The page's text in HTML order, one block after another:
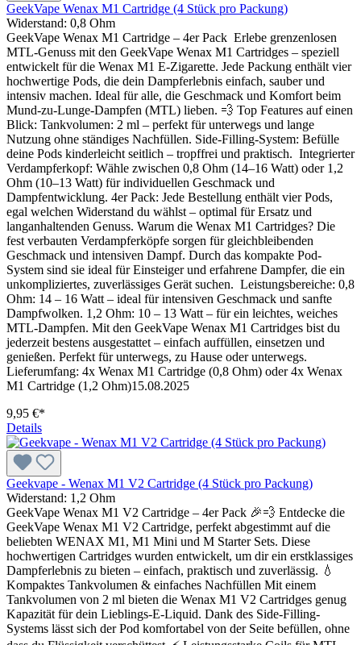
GeekVape Wenax M1 Cartridge (4 Stück pro Packung)
Widerstand: 0,8 Ohm
GeekVape Wenax M1 Cartridge – 4er Pack Erlebe grenzenlosen
MTL-Genuss mit den GeekVape Wenax M1 Cartridges – speziell
entwickelt für die Wenax M1 E-Zigarette. Jede Packung enthält vier
hochwertige Pods, die dein Dampferlebnis einfach, sauber und
intensiv machen. Ideal für alle, die Geschmack und Komfort beim
Mund-zu-Lunge-Dampfen (MTL) lieben. 💨 Top Features auf einen
Blick: Tankvolumen: 2 ml – perfekt für unterwegs und lange
Nutzung ohne ständiges Nachfüllen. Side-Filling-System: Befülle
deine Pods kinderleicht seitlich – tropffrei und praktisch. Integrierter
Verdampferkopf: Wähle zwischen 0,8 Ohm (14–16 Watt) oder 1,2
Ohm (10–13 Watt) für individuellen Geschmack und
Dampfentwicklung. 4er Pack: Jede Bestellung enthält vier Pods,
egal welchen Widerstand du wählst – optimal für Ersatz und
langanhaltenden Genuss. Warum die Wenax M1 Cartridges? Die
fest verbauten Verdampferköpfe sorgen für gleichbleibenden
Geschmack und intensiven Dampf. Durch das kompakte Pod-
System sind sie ideal für Einsteiger und erfahrene Dampfer, die ein
unkompliziertes, zuverlässiges Gerät suchen. Leistungsbereiche: 0,8
Ohm: 14 – 16 Watt – ideal für intensiven Geschmack und sanfte
Dampfwolken. 1,2 Ohm: 10 – 13 Watt – für ein leichtes, weiches
MTL-Dampfen. Mit den GeekVape Wenax M1 Cartridges bist du
jederzeit bestens ausgestattet – einfach auffüllen, einsetzen und
genießen. Perfekt für unterwegs, zu Hause oder unterwegs.
Lieferumfang: 4x Wenax M1 Cartridge (0,8 Ohm) oder 4x Wenax
M1 Cartridge (1,2 Ohm)15.08.2025
9,95 €*
Details
Geekvape - Wenax M1 V2 Cartridge (4 Stück pro Packung)
Widerstand: 1,2 Ohm
GeekVape Wenax M1 V2 Cartridge – 4er Pack 🎉💨 Entdecke die
GeekVape Wenax M1 V2 Cartridge, perfekt abgestimmt auf die
beliebten WENAX M1, M1 Mini und M Starter Sets. Diese
hochwertigen Cartridges wurden entwickelt, um dir ein erstklassiges
Dampferlebnis zu bieten – einfach, praktisch und zuverlässig. 💧
Kompaktes Tankvolumen & einfaches Nachfüllen Mit einem
Tankvolumen von 2 ml bieten die Wenax M1 V2 Cartridges genug
Kapazität für dein Lieblings-E-Liquid. Dank des Side-Filling-
Systems lässt sich der Pod komfortabel von der Seite befüllen, ohne